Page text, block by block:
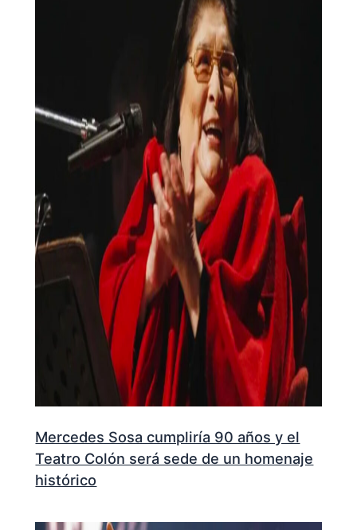
Mercedes Sosa cumpliría 90 años y el
Teatro Colón será sede de un homenaje
histórico